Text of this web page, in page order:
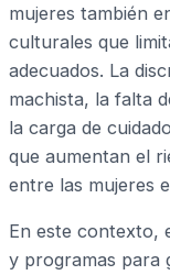
mujeres también
culturales que
adecuados. La
machista, la falta
la carga de
que aumentan el
entre las mujeres
En este contexto,
y programas para